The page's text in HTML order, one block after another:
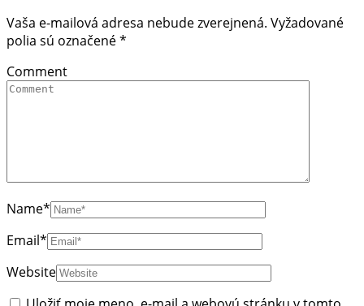
Vaša e-mailová adresa nebude zverejnená. Vyžadované
polia sú označené*
Comment
Name*
Email*
Website